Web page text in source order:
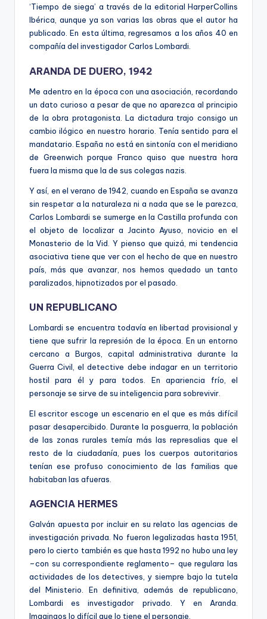
‘Tiempo de siega’ a través de la editorial HarperCollins
Ibérica, aunque ya son varias las obras que el autor ha
publicado. En esta última, regresamos a los años 40 en
compañía del investigador Carlos Lombardi.
ARANDA DE DUERO, 1942
Me adentro en la época con una asociación, recordando
un dato curioso a pesar de que no aparezca al principio
de la obra protagonista. La dictadura trajo consigo un
cambio ilógico en nuestro horario. Tenía sentido para el
mandatario. España no está en sintonía con el meridiano
de Greenwich porque Franco quiso que nuestra hora
fuera la misma que la de sus colegas nazis.
Y así, en el verano de 1942, cuando en España se avanza
sin respetar a la naturaleza ni a nada que se le parezca,
Carlos Lombardi se sumerge en la Castilla profunda con
el objeto de localizar a Jacinto Ayuso, novicio en el
Monasterio de la Vid. Y pienso que quizá, mi tendencia
asociativa tiene que ver con el hecho de que en nuestro
país, más que avanzar, nos hemos quedado un tanto
paralizados, hipnotizados por el pasado.
UN REPUBLICANO
Lombardi se encuentra todavía en libertad provisional y
tiene que sufrir la represión de la época. En un entorno
cercano a Burgos, capital administrativa durante la
Guerra Civil, el detective debe indagar en un territorio
hostil para él y para todos. En apariencia frío, el
personaje se sirve de su inteligencia para sobrevivir.
El escritor escoge un escenario en el que es más difícil
pasar desapercibido. Durante la posguerra, la población
de las zonas rurales temía más las represalias que el
resto de la ciudadanía, pues los cuerpos autoritarios
tenían ese profuso conocimiento de las familias que
habitaban las afueras.
AGENCIA HERMES
Galván apuesta por incluir en su relato las agencias de
investigación privada. No fueron legalizadas hasta 1951,
pero lo cierto también es que hasta 1992 no hubo una ley
–con su correspondiente reglamento– que regulara las
actividades de los detectives, y siempre bajo la tutela
del Ministerio. En definitiva, además de republicano,
Lombardi es investigador privado. Y en Aranda.
Imaginaos lo difícil que lo tiene el personaje.